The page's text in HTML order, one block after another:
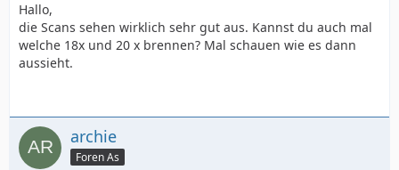
Hallo,
die Scans sehen wirklich sehr gut aus. Kannst du auch mal
welche 18x und 20 x brennen? Mal schauen wie es dann
aussieht.
archie
Foren As